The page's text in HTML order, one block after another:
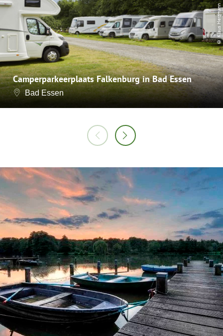
Camperparkeerplaats Falkenburg in Bad Essen
Bad Essen
© Klaus Herzmann